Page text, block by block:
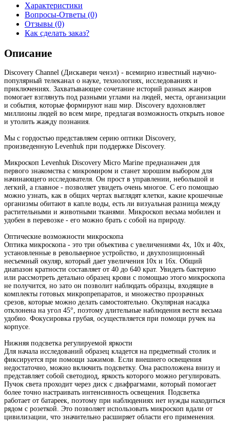
Характеристики
Вопросы-Ответы (0)
Отзывы (0)
Как сделать заказ?
Описание
Discovery Channel (Дискавери ченэл) - всемирно известный научно-
популярный телеканал о науке, технологиях, исследованиях и
приключениях. Захватывающее сочетание историй разных жанров
помогает взглянуть под разными углами на людей, места, организации
и события, которые формируют наш мир. Discovery вдохновляет
миллионы людей во всем мире, предлагая возможность открыть новое
и утолить жажду познания.
Мы с гордостью представляем серию оптики Discovery,
произведенную Levenhuk при поддержке Discovery.
Микроскоп Levenhuk Discovery Micro Marine предназначен для
первого знакомства с микромиром и станет хорошим выбором для
начинающего исследователя. Он прост в управлении, небольшой и
легкий, а главное - позволяет увидеть очень многое. С его помощью
можно узнать, как в общих чертах выглядят клетки, какие крошечные
организмы обитают в капле воды, есть ли визуальная разница между
растительными и животными тканями. Микроскоп весьма мобилен и
удобен в перевозке - его можно брать с собой на природу.
Оптические возможности микроскопа
Оптика микроскопа - это три объектива с увеличениями 4х, 10х и 40х,
установленные в револьверное устройство, и двухпозиционный
несъемный окуляр, который дает увеличения 10х и 16х. Общий
диапазон кратности составляет от 40 до 640 крат. Увидеть бактерию
или рассмотреть детально образец крови с помощью этого микроскопа
не получится, но зато он позволит наблюдать образцы, входящие в
комплекты готовых микропрепаратов, и множество прозрачных
срезов, которые можно делать самостоятельно. Окулярная насадка
отклонена на угол 45°, поэтому длительные наблюдения вести весьма
удобно. Фокусировка грубая, осуществляется при помощи ручек на
корпусе.
Нижняя подсветка регулируемой яркости
Для начала исследований образец кладется на предметный столик и
фиксируется при помощи зажимов. Если внешнего освещения
недостаточно, можно включить подсветку. Она расположена внизу и
представляет собой светодиод, яркость которого можно регулировать.
Пучок света проходит через диск с диафрагмами, который помогает
более точно настраивать интенсивность освещения. Подсветка
работает от батареек, поэтому при наблюдениях нет нужды находиться
рядом с розеткой. Это позволяет использовать микроскоп вдали от
цивилизации, что значительно расширяет области его применения.